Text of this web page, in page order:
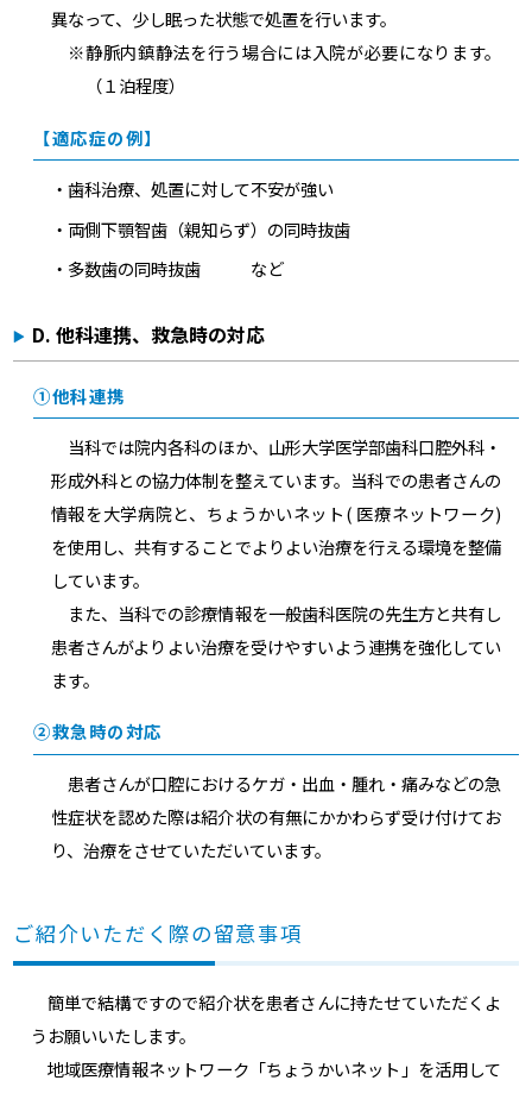
異なって、少し眠った状態で処置を行います。
※静脈内鎮静法を行う場合には入院が必要になります。
（１泊程度）
【適応症の例】
・歯科治療、処置に対して不安が強い
・両側下顎智歯（親知らず）の同時抜歯
・多数歯の同時抜歯 など
D. 他科連携、救急時の対応
①他科連携
当科では院内各科のほか、山形大学医学部歯科口腔外科・
形成外科との協力体制を整えています。当科での患者さんの
情報を大学病院と、ちょうかいネット( 医療ネットワーク)
を使用し、共有することでよりよい治療を行える環境を整備
しています。
また、当科での診療情報を一般歯科医院の先生方と共有し
患者さんがよりよい治療を受けやすいよう連携を強化してい
ます。
②救急時の対応
患者さんが口腔におけるケガ・出血・腫れ・痛みなどの急
性症状を認めた際は紹介状の有無にかかわらず受け付けてお
り、治療をさせていただいています。
ご紹介いただく際の留意事項
簡単で結構ですので紹介状を患者さんに持たせていただくよ
うお願いいたします。
地域医療情報ネットワーク「ちょうかいネット」を活用して